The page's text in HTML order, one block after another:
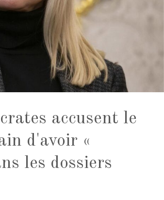
accusent le
d'avoir «
les dossiers